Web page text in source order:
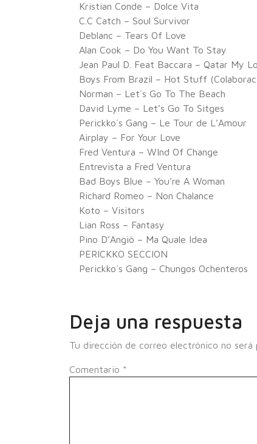
Kristian Conde – Dolce Vita
C.C Catch – Soul Survivor
Deblanc – Tears Of Love
Alan Cook – Do You Want To Stay
Jean Paul D. Feat Baccara – Qatar My
Boys From Brazil – Hot Stuff
Norman – Let´s Go To The Beach
David Lyme – Let’s Go To Sitges
Perickko´s Gang – Le Tour de L’Amour
Airplay – For Your Love
Fred Ventura – WInd Of Change
Entrevista a Fred Ventura
Bad Boys Blue – You’re A Woman
Richard Romeo – Non Chalance
Koto – Visitors
Lian Ross – Fantasy
Pino D’Angiò – Ma Quale Idea
PERICKKO SECCION
Perickko´s Gang – Chungos Ochenteros
Deja una respuesta
Tu dirección de correo electrónico no será
Comentario *